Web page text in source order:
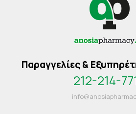
Παραγγελίες &
212-214-